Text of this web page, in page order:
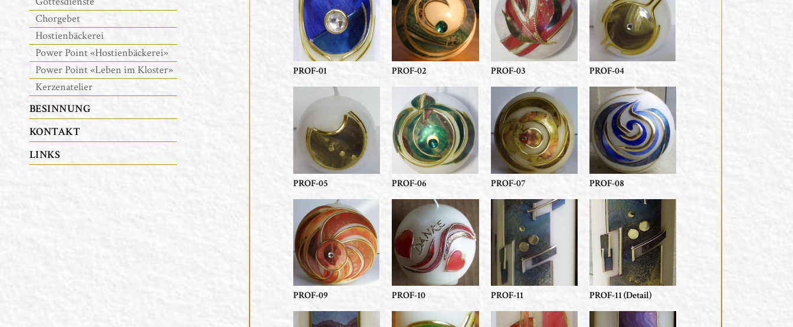
Chorgebet
Hostienbäckerei
Power Point «Hostienbäckerei»
Power Point «Leben im Kloster»
Kerzenatelier
BESINNUNG
KONTAKT
LINKS
PROF-01 PROF-02 PROF-03 PROF-04
PROF-05 PROF-06 PROF-07 PROF-08
PROF-09 PROF-10 PROF-11 PROF-11 (Detail)